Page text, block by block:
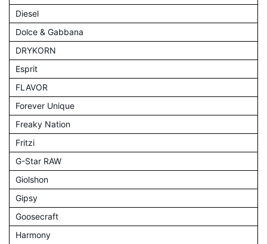
Diesel
Dolce & Gabbana
DRYKORN
Esprit
FLAVOR
Forever Unique
Freaky Nation
Fritzi
G-Star RAW
Giolshon
Gipsy
Goosecraft
Harmony